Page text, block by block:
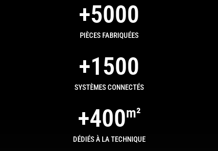
PIÈCES FABRIQUÉES
+5000
SYSTÈMES CONNECTÉS
+1500
DÉDIÉS À LA TECHNIQUE
+400m²